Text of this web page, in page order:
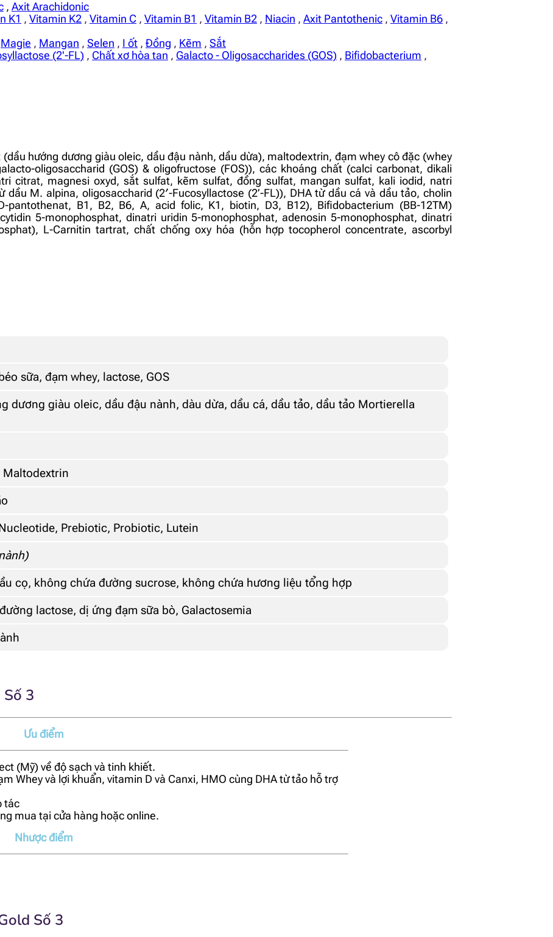
, Axit Arachidonic
K1 , Vitamin K2 , Vitamin C , Vitamin B1 , Vitamin B2 , Niacin , Axit Pantothenic , Vitamin B6 ,
Magie , Mangan , Selen , I ốt , Đồng , Kẽm , Sắt
(2'-FL) , Chất xơ hòa tan , Galacto - Oligosaccharides (GOS) , Bifidobacterium ,
hướng dương giàu oleic, dầu đậu nành, dầu dừa), maltodextrin, đạm whey cô đặc (whey
oligosaccharid (GOS) & oligofructose (FOS)), các khoáng chất (calci carbonat, dikali
citrat, magnesi oxyd, sắt sulfat, kẽm sulfat, đồng sulfat, mangan sulfat, kali iodid, natri
M. alpina, oligosaccharid (2′-Fucosyllactose (2’-FL)), DHA từ dầu cá và dầu tảo, cholin
B1, B2, B6, A, acid folic, K1, biotin, D3, B12), Bifidobacterium (BB-12TM)
5-monophosphat, dinatri uridin 5-monophosphat, adenosin 5-monophosphat, dinatri
L-Carnitin tartrat, chất chống oxy hóa (hỗn hợp tocopherol concentrate, ascorbyl
sữa, đạm whey, lactose, GOS
dương giàu oleic, dầu đậu nành, dàu dừa, dầu cá, dầu tảo, dầu tảo Mortierella
Maltodextrin
Prebiotic, Probiotic, Lutein
cọ, không chứa đường sucrose, không chứa hương liệu tổng hợp
lactose, dị ứng đạm sữa bò, Galactosemia
3
Ưu điểm
(Mỹ) về độ sạch và tinh khiết.
Whey và lợi khuẩn, vitamin D và Canxi, HMO cùng DHA từ tảo hỗ trợ
tác
mua tại cửa hàng hoặc online.
Nhược điểm
Số 3